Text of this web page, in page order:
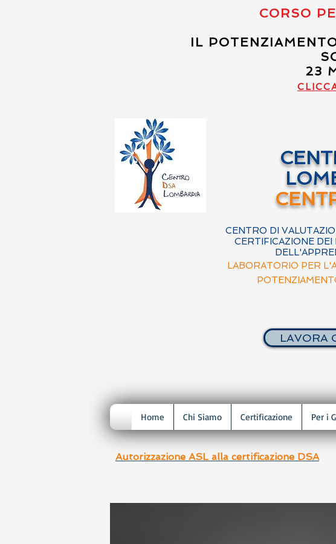
CORSO
IL
23
CENTRO DI
CERTIFICAZIONE DEI
LABORATORIO PER
LAVORA
Home Chi Siamo Certificazione Per i
Autorizzazione ASL alla certificazione DSA